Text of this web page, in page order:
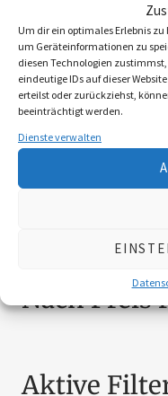
Um dir ein optimales Erlebnis
um Geräteinformationen zu
diesen Technologien
eindeutige IDs auf dieser
erteilst oder zurückziehst,
beeinträchtigt werden.
Dienste verwalten
ABOS
ACCESSOIRES
BEKLEIDUNG
BROSCHÜREN
MESSER
SCHILDER NÖ-
SCHMUCK
Nach Preis
Aktive